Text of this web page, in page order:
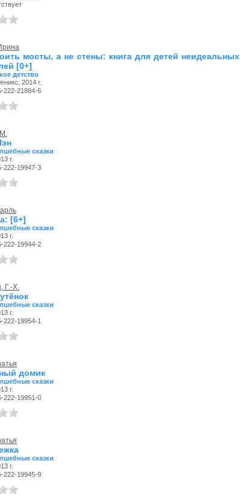
мосты, а не стены: книга для детей неидеальных
[0+]
детство
2014 г.
222-21884-6
сказки
г.
222-19947-3
[6+]
сказки
г.
222-19944-2
Г.-Х.
сказки
г.
222-19954-1
домик
сказки
г.
222-19951-0
сказки
г.
222-19945-9